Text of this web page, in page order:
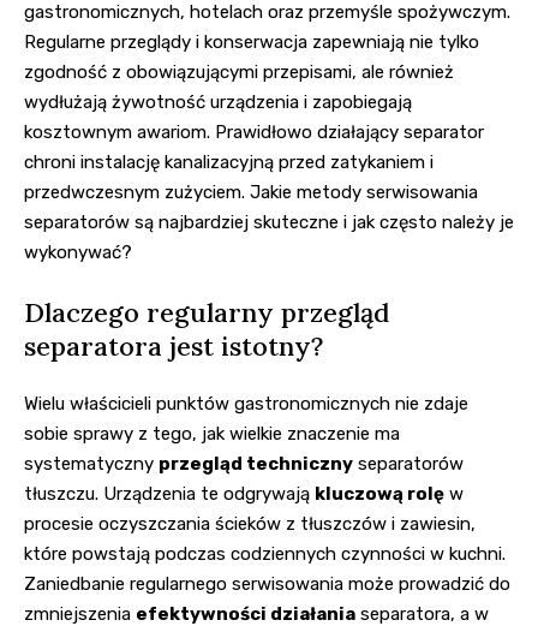
gastronomicznych, hotelach oraz przemyśle spożywczym.
Regularne przeglądy i konserwacja zapewniają nie tylko
zgodność z obowiązującymi przepisami, ale również
wydłużają żywotność urządzenia i zapobiegają
kosztownym awariom. Prawidłowo działający separator
chroni instalację kanalizacyjną przed zatykaniem i
przedwczesnym zużyciem. Jakie metody serwisowania
separatorów są najbardziej skuteczne i jak często należy je
wykonywać?
Dlaczego regularny przegląd
separatora jest istotny?
Wielu właścicieli punktów gastronomicznych nie zdaje
sobie sprawy z tego, jak wielkie znaczenie ma
systematyczny przegląd techniczny separatorów
tłuszczu. Urządzenia te odgrywają kluczową rolę w
procesie oczyszczania ścieków z tłuszczów i zawiesin,
które powstają podczas codziennych czynności w kuchni.
Zaniedbanie regularnego serwisowania może prowadzić do
zmniejszenia efektywności działania separatora, a w